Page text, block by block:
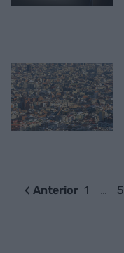
Anterior 1 … 5